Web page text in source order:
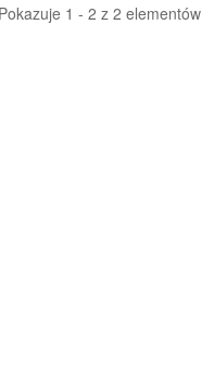
Pokazuje 1 - 2 z 2 elementów